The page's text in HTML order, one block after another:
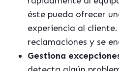
éste pueda ofrecer
experiencia al
reclamaciones y se
Gestiona